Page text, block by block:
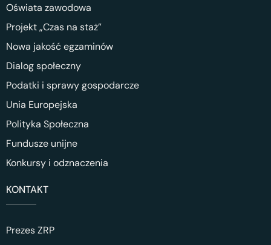
Oświata zawodowa
Projekt „Czas na staż”
Nowa jakość egzaminów
Dialog społeczny
Podatki i sprawy gospodarcze
Unia Europejska
Polityka Społeczna
Fundusze unijne
Konkursy i odznaczenia
KONTAKT
Prezes ZRP